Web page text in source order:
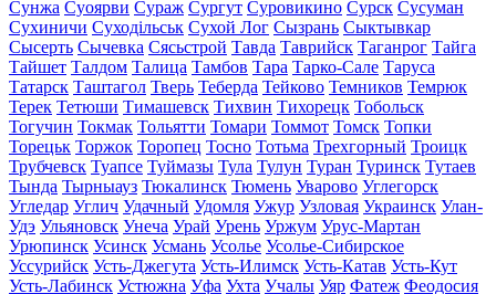
Сунжа Суоярви Сураж Сургут Суровикино Сурск Сусуман
Сухиничи Суходільськ Сухой Лог Сызрань Сыктывкар
Сысерть Сычевка Сясьстрой Тавда Таврийск Таганрог Тайга
Тайшет Талдом Талица Тамбов Тара Тарко-Сале Таруса
Татарск Таштагол Тверь Теберда Тейково Темников Темрюк
Терек Тетюши Тимашевск Тихвин Тихорецк Тобольск
Тогучин Токмак Тольятти Томари Томмот Томск Топки
Торецьк Торжок Торопец Тосно Тотьма Трехгорный Троицк
Трубчевск Туапсе Туймазы Тула Тулун Туран Туринск Тутаев
Тында Тырныауз Тюкалинск Тюмень Уварово Углегорск
Угледар Углич Удачный Удомля Ужур Узловая Украинск Улан-
Удэ Ульяновск Унеча Урай Урень Уржум Урус-Мартан
Урюпинск Усинск Усмань Усолье Усолье-Сибирское
Уссурийск Усть-Джегута Усть-Илимск Усть-Катав Усть-Кут
Усть-Лабинск Устюжна Уфа Ухта Учалы Уяр Фатеж Феодосия